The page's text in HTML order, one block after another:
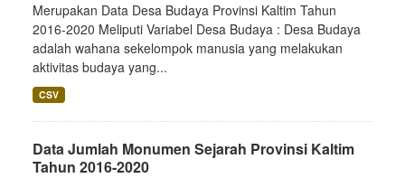
Merupakan Data Desa Budaya Provinsi Kaltim Tahun
2016-2020 Meliputi Variabel Desa Budaya : Desa Budaya
adalah wahana sekelompok manusia yang melakukan
aktivitas budaya yang...
CSV
Data Jumlah Monumen Sejarah Provinsi Kaltim
Tahun 2016-2020